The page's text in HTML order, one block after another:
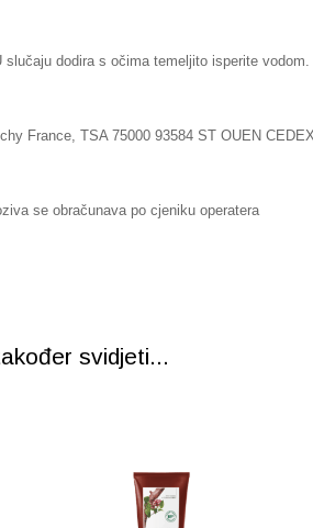
slučaju dodira s očima temeljito isperite vodom.
France, TSA 75000 93584 ST OUEN
se obračunava po cjeniku operatera
svidjeti...